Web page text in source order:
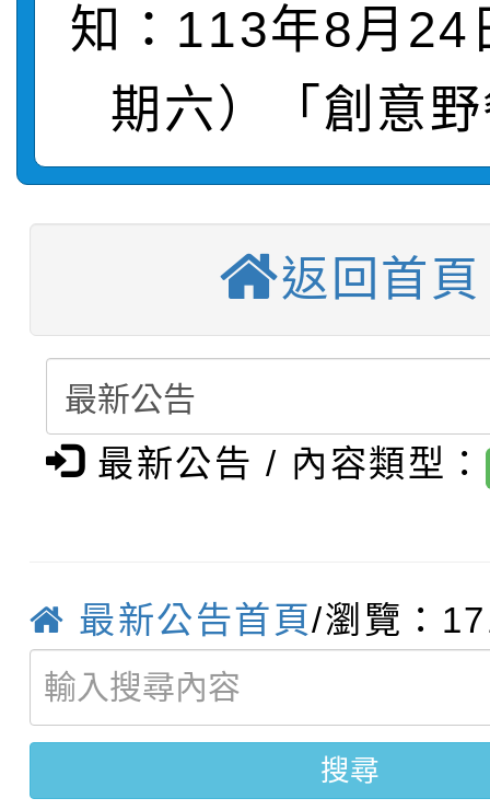
畫影片一案
劇比賽實施要點」及修
表
轉知：桃園市115年度
敬師藝文競賽』實施計
【甄選結果(第11招)】
學年度第1學期第7次代
結果(第11招)
【甄選結果(第3招)】
學年度第1學期第9次代
結果(第3招)
【甄選結果(第4招)】
學年度第1學期第9次
結果(第4招)
【甄選結果(第12招)】
學年度第1學期第7次代
結果(第12招)
轉知：桃園市115學年
賽及師生本土語及新住
賽實施要點
轉知：「桃園市115學
比賽實施要點」
轉知：「115年金融知
城市手牽手，綠能透明
畫影片一案
轉知：「115學年度全
劇比賽實施要點」及修
表
轉知：桃園市115年度
敬師藝文競賽』實施計
【甄選結果(第11招)】
學年度第1學期第7次
【甄選結果(第3招)】
知：113年8月24
期六）「創意
返回首頁
最新公告 / 內容類型：
最新公告首頁/瀏覽：
搜尋